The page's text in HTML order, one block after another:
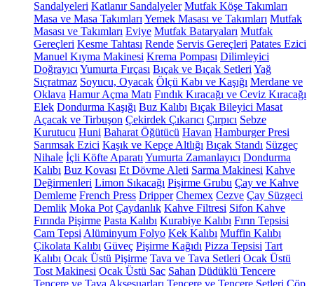
Sandalyeleri Katlanır Sandalyeler Mutfak Köşe Takımları
Masa ve Masa Takımları Yemek Masası ve Takımları Mutfak
Masası ve Takımları Eviye Mutfak Bataryaları Mutfak
Gereçleri Kesme Tahtası Rende Servis Gereçleri Patates Ezici
Manuel Kıyma Makinesi Krema Pompası Dilimleyici
Doğrayıcı Yumurta Fırçası Bıçak ve Bıçak Setleri Yağ
Sıçratmaz Soyucu, Oyacak Ölçü Kabı ve Kaşığı Merdane ve
Oklava Hamur Açma Matı Fındık Kıracağı ve Ceviz Kıracağı
Elek Dondurma Kaşığı Buz Kalıbı Bıçak Bileyici Masat
Açacak ve Tirbuşon Çekirdek Çıkarıcı Çırpıcı Sebze
Kurutucu Huni Baharat Öğütücü Havan Hamburger Presi
Sarımsak Ezici Kaşık ve Kepçe Altlığı Bıçak Standı Süzgeç
Nihale İçli Köfte Aparatı Yumurta Zamanlayıcı Dondurma
Kalıbı Buz Kovası Et Dövme Aleti Sarma Makinesi Kahve
Değirmenleri Limon Sıkacağı Pişirme Grubu Çay ve Kahve
Demleme French Press Dripper Chemex Cezve Çay Süzgeci
Demlik Moka Pot Çaydanlık Kahve Filtresi Sifon Kahve
Fırında Pişirme Pasta Kalıbı Kurabiye Kalıbı Fırın Tepsisi
Cam Tepsi Alüminyum Folyo Kek Kalıbı Muffin Kalıbı
Çikolata Kalıbı Güveç Pişirme Kağıdı Pizza Tepsisi Tart
Kalıbı Ocak Üstü Pişirme Tava ve Tava Setleri Ocak Üstü
Tost Makinesi Ocak Üstü Sac Sahan Düdüklü Tencere
Tencere ve Tava Aksesuarları Tencere ve Tencere Setleri Çöp